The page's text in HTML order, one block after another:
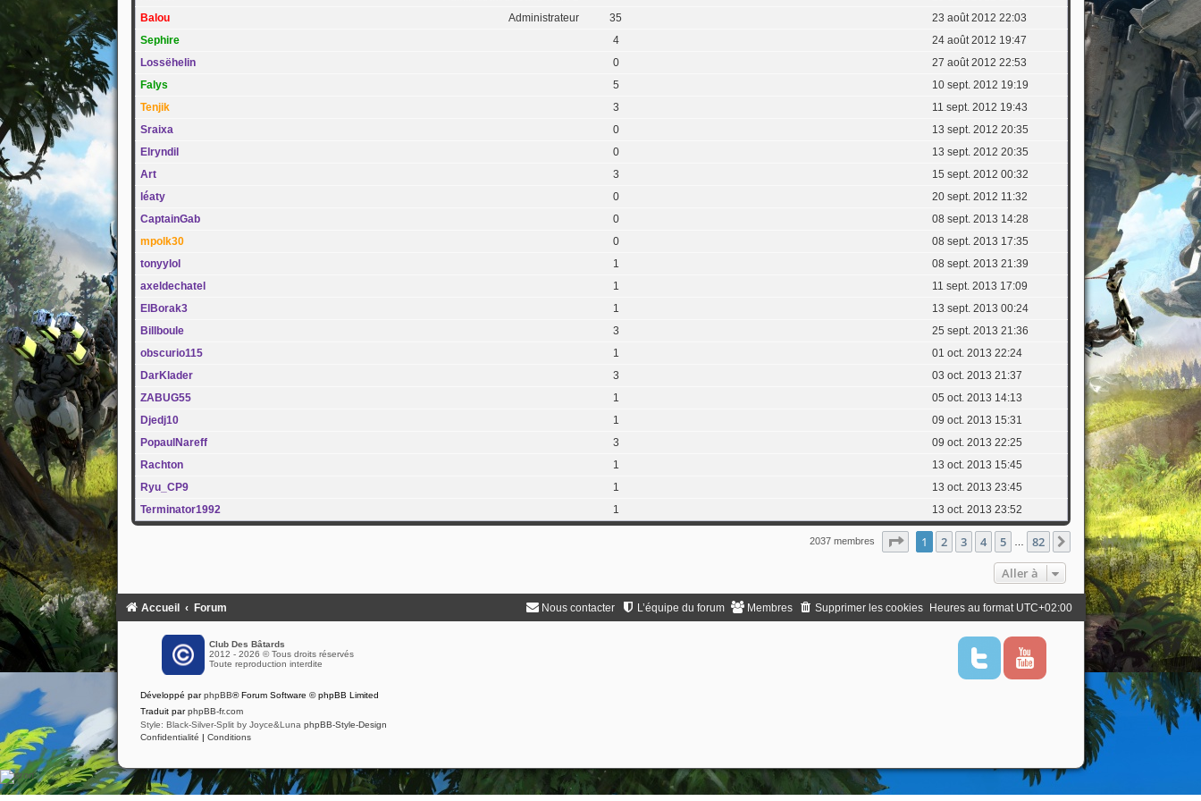
Administrateur
Balou 35
23 août 2012 22:03
Sephire
4
24 août 2012 19:47
Lossëhelin
0
27 août 2012 22:53
Falys
5
10 sept. 2012 19:19
Tenjik
3
11 sept. 2012 19:43
Sraixa
0
13 sept. 2012 20:35
Elryndil
0
13 sept. 2012 20:35
Art
3
15 sept. 2012 00:32
léaty
0
20 sept. 2012 11:32
CaptainGab
0
08 sept. 2013 14:28
mpolk30
0
08 sept. 2013 17:35
tonyylol
1
08 sept. 2013 21:39
axeldechatel
1
11 sept. 2013 17:09
ElBorak3
1
13 sept. 2013 00:24
Billboule
3
25 sept. 2013 21:36
obscurio115
1
01 oct. 2013 22:24
DarKlader
3
03 oct. 2013 21:37
ZABUG55
1
05 oct. 2013 14:13
Djedj10
1
09 oct. 2013 15:31
PopaulNareff
3
09 oct. 2013 22:25
Rachton
1
13 oct. 2013 15:45
Ryu_CP9
1
13 oct. 2013 23:45
Terminator1992
1 13 oct. 2013 23:52
2037 membres Page sur82
1 2 3 4 5 82
Suivante
Aller à
Accueil Forum Heures au format UTC+02:00
Supprimer les cookies
Membres
L’équipe du forum
Nous contacter
Club Des Bâtards
2012 - 2026 © Tous droits réservés
Toute reproduction interdite
T
i
Y
u
Développé parphpBB® Forum Software © phpBB Limited
Traduit parphpBB-fr.com
Style: Black-Silver-Split by Joyce&Luna phpBB-Style-Design
Confidentialité | Conditions